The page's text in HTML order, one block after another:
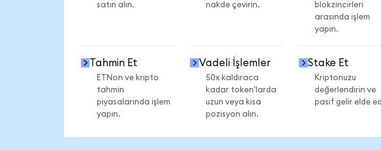
satın alın.
nakde çevirin.
blokzincirleri
arasında işlem
yapın.
Tahmin Et
ETNon ve kripto
tahmin
piyasalarında işlem
yapın.
Vadeli İşlemler
50x kaldıraca
kadar token'larda
uzun veya kısa
pozisyon alın.
Stake Et
Kriptonuzu
değerlendirin ve
pasif gelir elde